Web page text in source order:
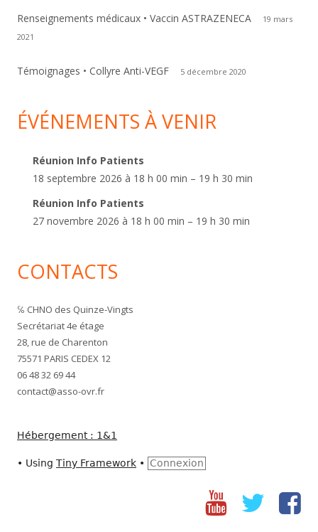
Renseignements médicaux • Vaccin ASTRAZENECA
19 mars
2021
Témoignages • Collyre Anti-VEGF 5 décembre 2020
ÉVÉNEMENTS À VENIR
Réunion Info Patients
18 septembre 2026 à 18 h 00 min – 19 h 30 min
Réunion Info Patients
27 novembre 2026 à 18 h 00 min – 19 h 30 min
CONTACTS
℅ CHNO des Quinze-Vingts
Secrétariat 4e étage
28, rue de Charenton
75571 PARIS CEDEX 12
06 48 32 69 44
contact@asso-ovr.fr
Hébergement : 1&1
• Using Tiny Framework • Connexion
Youtube Twitter